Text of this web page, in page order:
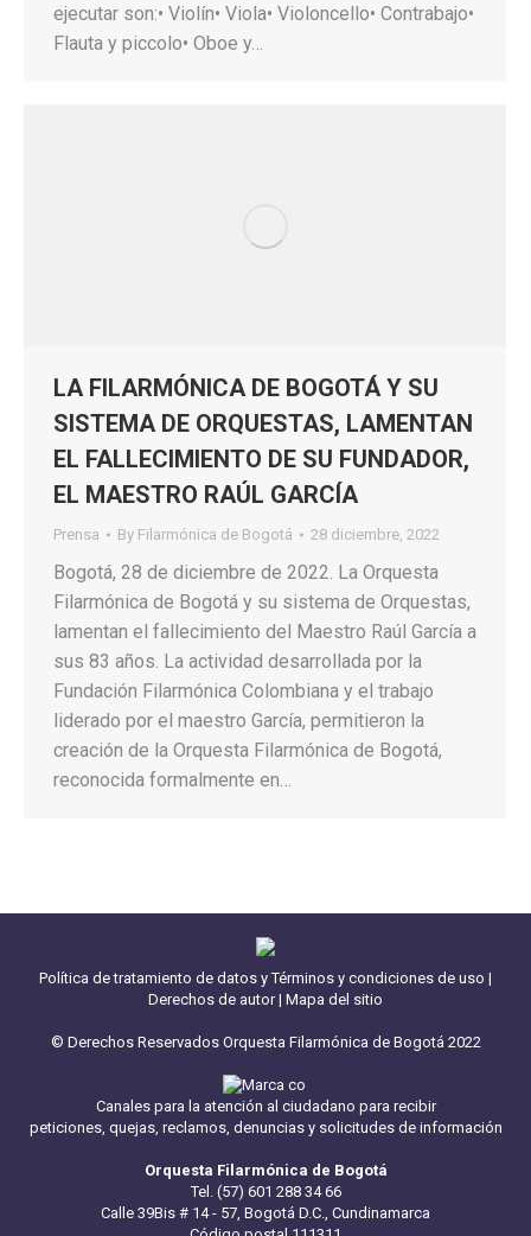
ejecutar son:• Violín• Viola• Violoncello• Contrabajo•
Flauta y piccolo• Oboe y…
LA FILARMÓNICA DE BOGOTÁ Y SU
SISTEMA DE ORQUESTAS, LAMENTAN
EL FALLECIMIENTO DE SU FUNDADOR,
EL MAESTRO RAÚL GARCÍA
Prensa By Filarmónica de Bogotá 28 diciembre, 2022
Bogotá, 28 de diciembre de 2022. La Orquesta
Filarmónica de Bogotá y su sistema de Orquestas,
lamentan el fallecimiento del Maestro Raúl García a
sus 83 años. La actividad desarrollada por la
Fundación Filarmónica Colombiana y el trabajo
liderado por el maestro García, permitieron la
creación de la Orquesta Filarmónica de Bogotá,
reconocida formalmente en…
Política de tratamiento de datos y Términos y condiciones de uso |
Derechos de autor| Mapa del sitio
© Derechos Reservados Orquesta Filarmónica de Bogotá 2022
Canales para la atención al ciudadano para recibir
peticiones, quejas, reclamos, denuncias y solicitudes de información
Orquesta Filarmónica de Bogotá
Tel. (57) 601 288 34 66
Calle 39Bis # 14 - 57, Bogotá D.C., Cundinamarca